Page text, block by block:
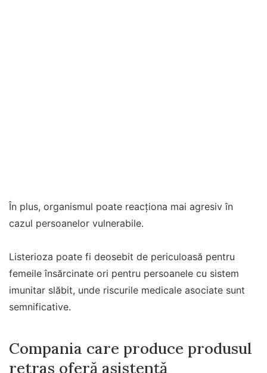
În plus, organismul poate reacționa mai agresiv în
cazul persoanelor vulnerabile.
Listerioza poate fi deosebit de periculoasă pentru
femeile însărcinate ori pentru persoanele cu sistem
imunitar slăbit, unde riscurile medicale asociate sunt
semnificative.
Compania care produce produsul
retras oferă asistență